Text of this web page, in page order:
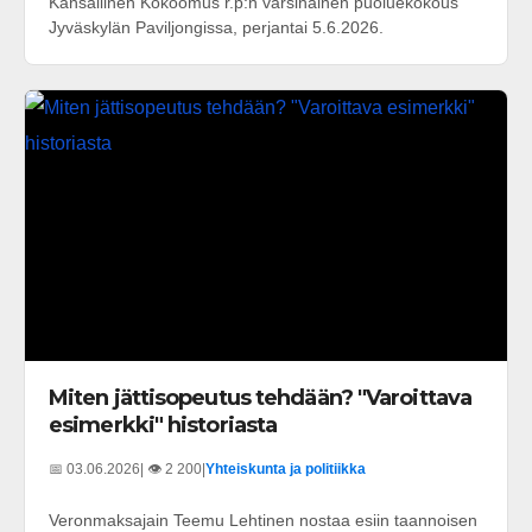
Jyväskylän Paviljongissa, perjantai 5.6.2026.
Miten jättisopeutus tehdään? "Varoittava
esimerkki" historiasta
📅 03.06.2026 | 👁️ 2 200 Yhteiskunta ja politiikka
Veronmaksajain Teemu Lehtinen nostaa esiin taannoisen